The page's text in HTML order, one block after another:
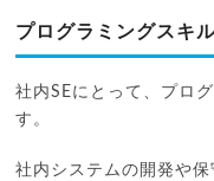
プログラミングスキ
社内SEにとって、プロ
す。
社内システムの開発や